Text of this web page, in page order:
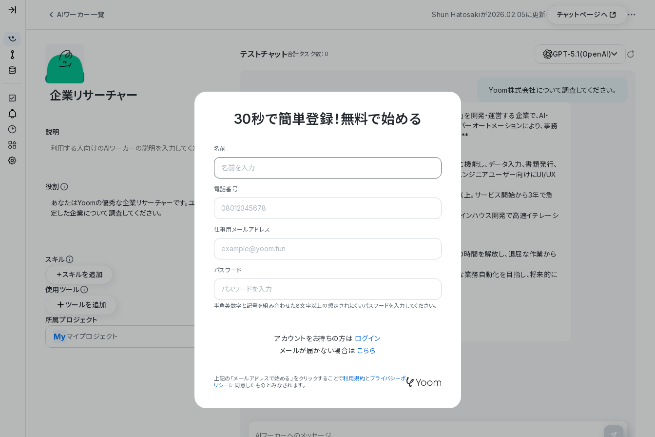
AIワーカー一覧 Shun Hatosakiが2026.02.05に更新 チャットページへ
説明
役割
スキル
スキルを追加
使用ツール
ツールを追加
所属プロジェクト
Myマイプロジェクト
テストチャット合計タスク数：0 GPT-5.1(OpenAI)
Yoom株式会社について調査してください。
**Yoom株式会社は、ビジネスオートメーションSaaS「Yoom」を開発・運営する企業で、AI・
API・RPA・OCRなどの技術をノーコードで組み合わせたハイパーオートメーションにより、事務
作業やデスクワークを自動化するサービスを提供しています。**
- **主力プロダクト「Yoom」**: SaaS連携データベースとして機能し、データ入力、書類発行、
メール対応、請求書処理、日報作成などの業務を自動化。非エンジニアユーザー向けにUI/UX
- **実績**: 国内利用社数20,000社超、直近成長率300%以上。サービス開始から3年で急
- **強み**: すべての自動化技術を1プラットフォームで完結。インハウス開発で高速イテレーシ
- **ミッション**: 「We Make Time」 – テクノロジーで人々の時間を解放し、退屈な作業から
- **ビジョン**: 「Global Business Automation」 – 世界的な業務自動化を目指し、将来的に
### 会社概要
30秒で簡単登録！無料で始める
名前
電話番号
仕事用メールアドレス
パスワード
半角英数字と記号を組み合わせた8文字以上の想定されにくいパスワードを入力してください。
アカウントをお持ちの方は ログイン
メールが届かない場合は こちら
上記の「メールアドレスで始める」をクリックすることで利用規約とプライバシーポ
リシー に同意したものとみなされます。